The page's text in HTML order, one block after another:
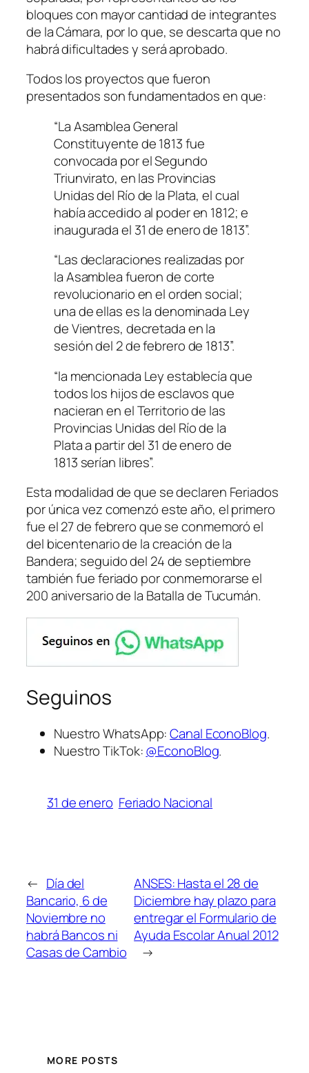
bloques con mayor cantidad de integrantes
de la Cámara, por lo que, se descarta que no
habrá dificultades y será aprobado.
Todos los proyectos que fueron
presentados son fundamentados en que:
“La Asamblea General
Constituyente de 1813 fue
convocada por el Segundo
Triunvirato, en las Provincias
Unidas del Río de la Plata, el cual
había accedido al poder en 1812; e
inaugurada el 31 de enero de 1813”.
“Las declaraciones realizadas por
la Asamblea fueron de corte
revolucionario en el orden social;
una de ellas es la denominada Ley
de Vientres, decretada en la
sesión del 2 de febrero de 1813”.
“la mencionada Ley establecía que
todos los hijos de esclavos que
nacieran en el Territorio de las
Provincias Unidas del Río de la
Plata a partir del 31 de enero de
1813 serían libres”.
Esta modalidad de que se declaren Feriados
por única vez comenzó este año, el primero
fue el 27 de febrero que se conmemoró el
del bicentenario de la creación de la
Bandera; seguido del 24 de septiembre
también fue feriado por conmemorarse el
200 aniversario de la Batalla de Tucumán.
Seguinos
Nuestro WhatsApp:Canal EconoBlog.
Nuestro TikTok:@EconoBlog.
31 de enero Feriado Nacional
← Día del
Bancario, 6 de
Noviembre no
habrá Bancos ni
Casas de Cambio
ANSES: Hasta el 28 de
Diciembre hay plazo para
entregar el Formulario de
Ayuda Escolar Anual 2012
→
MORE POSTS